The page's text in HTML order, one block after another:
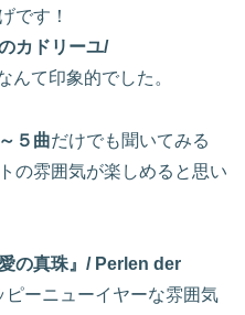
です！
カドリーユ/
んて印象的でした。
５曲だけでも聞いてみる
の雰囲気が楽しめると思い
の真珠』/ Perlen der
ピーニューイヤーな雰囲気